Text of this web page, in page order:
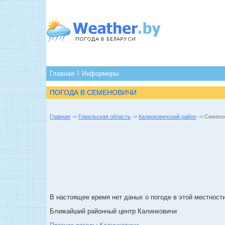
Главная Информеры
ПОГОДА В СЕМЕНОВИЧИ
Главная -> Гомельская область -> Калинковичский район ->
В настоящее время нет даных о погоде в этой
Ближайший районный центр Калинковичи